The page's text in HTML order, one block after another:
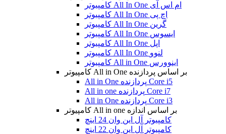
کامپیوتر All In One ام اس آی
کامپیوتر All In One اچ پی
کامپیوتر All In One گرین
کامپیوتر All In One ایسوس
کامپیوتر All In One اپل
کامپیوتر All In One لنوو
کامپیوتر All in One اینوورس
کامپیوتر All in One بر اساس پردازنده
All in One پردازنده Core i5
All in one پردازنده Core i7
All in One پردازنده Core i3
کامپیوتر All in one بر اساس اندازه
کامپیوتر آل این وان 24 اینچ
کامپیوتر آل این وان 22 اینچ